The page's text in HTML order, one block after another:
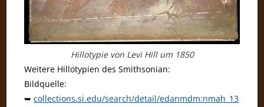
Hillotypie von Levi Hill um 1850
Weitere Hillotypien des Smithsonian:
Bildquelle:
➥collections.si.edu/search/detail/edanmdm:nmah_13